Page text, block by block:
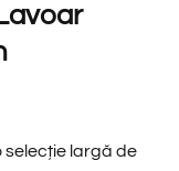
selecție largă de